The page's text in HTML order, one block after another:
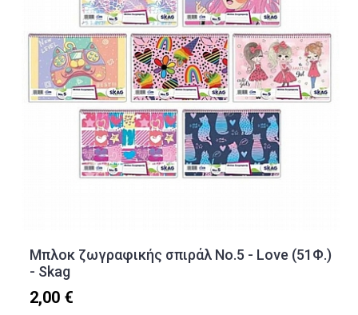
Μπλοκ ζωγραφικής σπιράλ Νο.5 - Love (51Φ.)
- Skag
2,00 €